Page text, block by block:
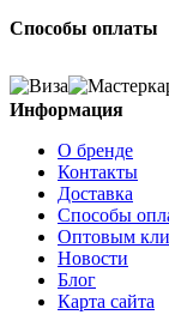
Способы оплаты
Информация
О бренде
Контакты
Доставка
Способы
Оптовым
Новости
Блог
Карта сайта